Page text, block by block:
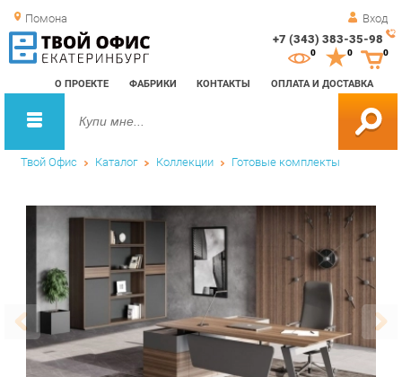
Помона Вход
+7 (343) 383-35-98
О ПРОЕКТЕ ФАБРИКИ КОНТАКТЫ ОПЛАТА И ДОСТАВКА
0 0
Твой Офис Каталог Коллекции Готовые комплекты